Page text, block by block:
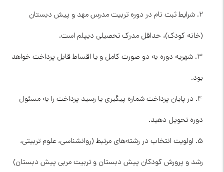
2. شرایط ثبت نام در دوره تربیت مدرس مهد و پیش دبستان
(خانه کودک)، حداقل مدرک تحصیلی دیپلم است.
3. شهریه دوره به دو صورت کامل و یا اقساط قابل پرداخت خواهد
بود.
4. در پایان پرداخت شماره پیگیری یا رسید پرداخت را به مسئول
دوره تحویل دهید.
5. اولویت انتخاب در رشته‌های مرتبط (روانشناسی، علوم تربیتی،
رشد و پرورش کودکان پیش دبستان و تربیت مربی پیش دبستان)